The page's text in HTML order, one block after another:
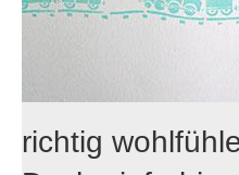
richtig